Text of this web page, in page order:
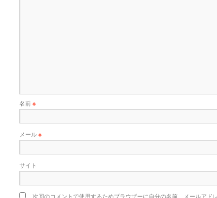
名前※
メール※
サイト
次回のコメントで使用するためブラウザーに自分の名前、メールアド